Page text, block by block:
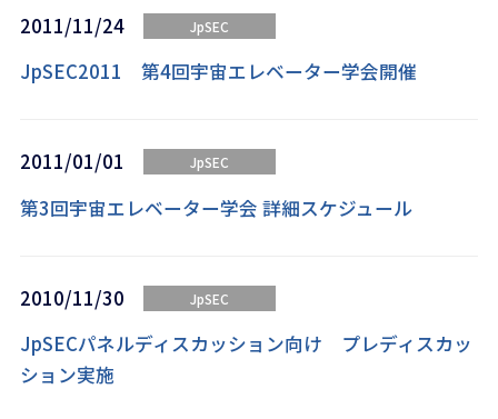
2011/11/24 JpSEC
JpSEC2011 第4回宇宙エレベーター学会開催
2011/01/01 JpSEC
第3回宇宙エレベーター学会 詳細スケジュール
2010/11/30 JpSEC
JpSECパネルディスカッション向け プレディスカッ
ション実施